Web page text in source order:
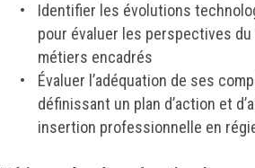
Identifier les évolutions
pour évaluer les perspectives
métiers encadrés
Évaluer l’adéquation de ses
définissant un plan d’action et
insertion professionnelle en